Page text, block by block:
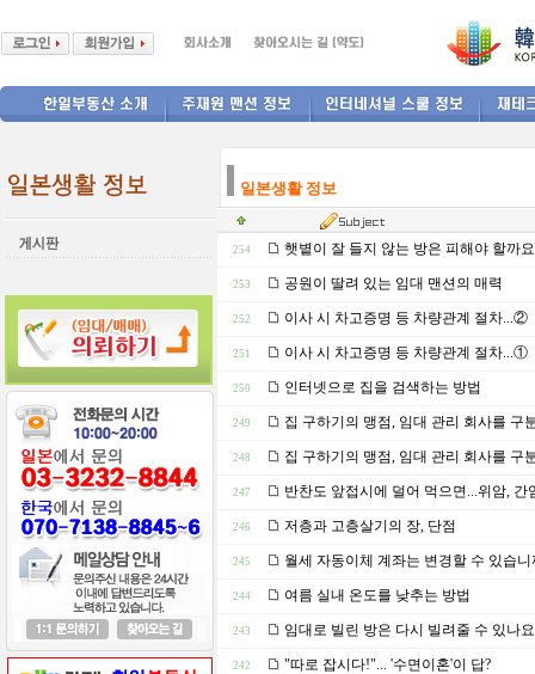
일본생활 정보
254 햇볕이 잘 들지 않는 방은 피해야 할까
253 공원이 딸려 있는 임대 맨션의 매력
252 이사 시 차고증명 등 차량관계 절차...②
251 이사 시 차고증명 등 차량관계 절차...①
250 인터넷으로 집을 검색하는 방법
249 집 구하기의 맹점, 임대 관리 회사를 구
248 집 구하기의 맹점, 임대 관리 회사를 구
247 반찬도 앞접시에 덜어 먹으면...위암, 간
246 저층과 고층살기의 장, 단점
245 월세 자동이체 계좌는 변경할 수 있습니
244 여름 실내 온도를 낮추는 방법
243 임대로 빌린 방은 다시 빌려줄 수 있나
242 "따로 잡시다!"... '수면이혼'이 답?